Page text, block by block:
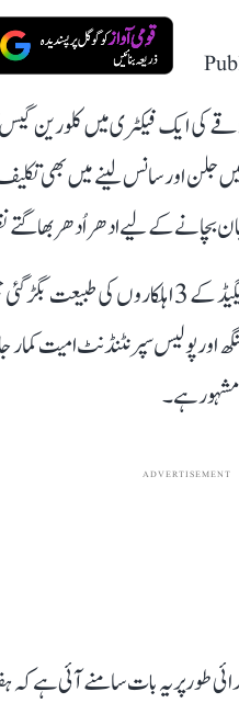
کی ایک فیکٹری میں کلورین
جلن اور سانس لینے میں بھی
بچانے کے لیے ادھراُدھر
گیس کے اثرات میں آنے سے دو مزدوروں اور فائر
اور پولیس سپرنٹنڈنٹ امیت
مشہور ہے۔
ADVERTISEMENT
طور پر یہ بات سامنے آئی ہے